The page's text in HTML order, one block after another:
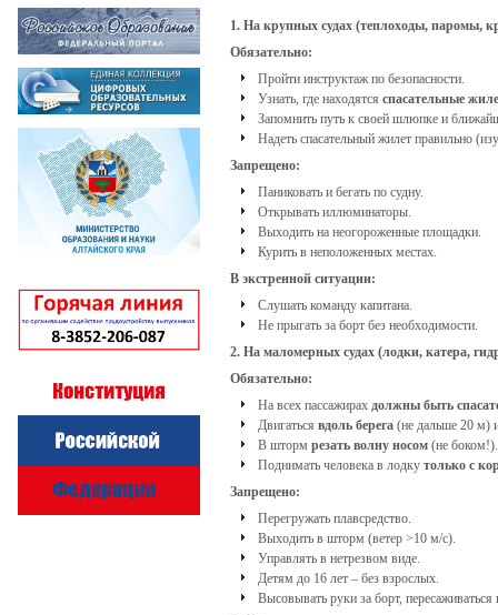
1. На крупных судах (теплоходы, паромы,
Обязательно:
Пройти инструктаж по безопасности.
Узнать, где находятся спасательные
Запомнить путь к своей шлюпке и
Надеть спасательный жилет правильно
Запрещено:
Паниковать и бегать по судну.
Открывать иллюминаторы.
Выходить на неогороженные площадки.
Курить в неположенных местах.
В экстренной ситуации:
Слушать команду капитана.
Не прыгать за борт без необходимости.
2. На маломерных судах (лодки, катера,
Обязательно:
На всех пассажирах должны быть
Двигаться вдоль берега (не дальше 20 м)
В шторм резать волну носом (не боком!).
Поднимать человека в лодку только с
Запрещено:
Перегружать плавсредство.
Выходить в шторм (ветер >10 м/с).
Управлять в нетрезвом виде.
Детям до 16 лет – без взрослых.
Высовывать руки за борт, пересаживаться